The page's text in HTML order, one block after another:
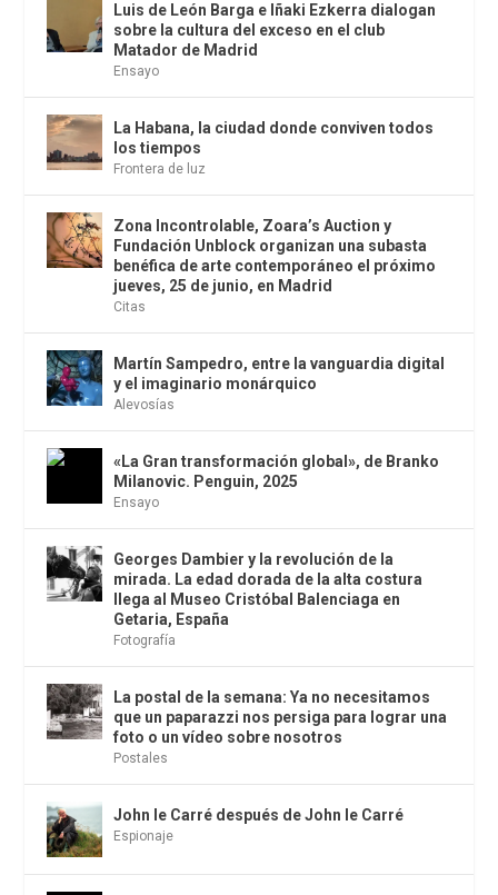
Luis de León Barga e Iñaki Ezkerra dialogan
sobre la cultura del exceso en el club
Matador de Madrid
Ensayo
La Habana, la ciudad donde conviven todos
los tiempos
Frontera de luz
Zona Incontrolable, Zoara’s Auction y
Fundación Unblock organizan una subasta
benéfica de arte contemporáneo el próximo
jueves, 25 de junio, en Madrid
Citas
Martín Sampedro, entre la vanguardia digital
y el imaginario monárquico
Alevosías
«La Gran transformación global», de Branko
Milanovic. Penguin, 2025
Ensayo
Georges Dambier y la revolución de la
mirada. La edad dorada de la alta costura
llega al Museo Cristóbal Balenciaga en
Getaria, España
Fotografía
La postal de la semana: Ya no necesitamos
que un paparazzi nos persiga para lograr una
foto o un vídeo sobre nosotros
Postales
John le Carré después de John le Carré
Espionaje